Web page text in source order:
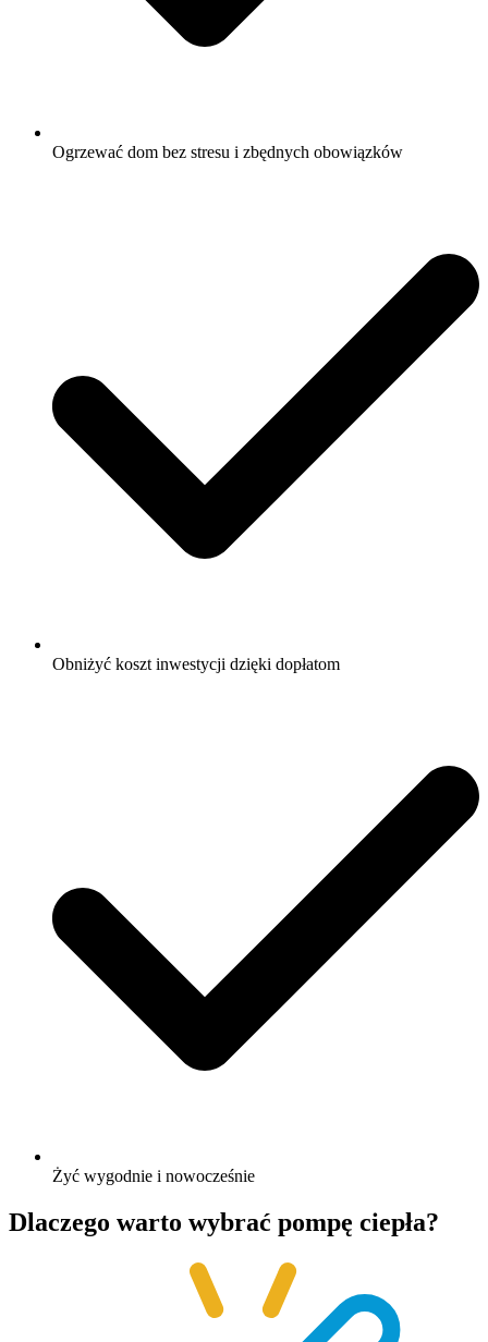
Ogrzewać dom bez stresu i zbędnych obowiązków
Obniżyć koszt inwestycji dzięki dopłatom
Żyć wygodnie i nowocześnie
Dlaczego warto wybrać pompę ciepła?